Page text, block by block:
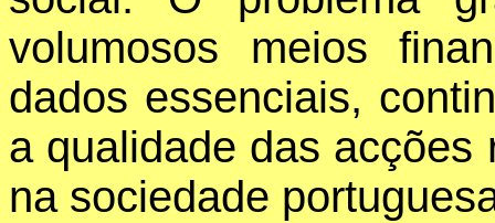
volumosos meios
dados essenciais,
a qualidade das acções
na sociedade